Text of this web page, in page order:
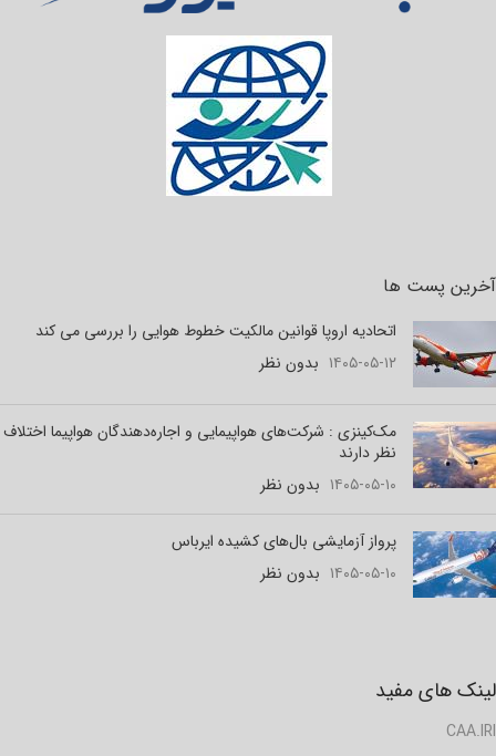
آخرین پست ها
اتحادیه اروپا قوانین مالکیت خطوط هوایی را بررسی می کند
۱۴۰۵-۰۵-۱۲ بدون نظر
مک‌کینزی : شرکت‌های هواپیمایی و اجاره‌دهندگان هواپیما اختلاف
نظر دارند
۱۴۰۵-۰۵-۱۰ بدون نظر
پرواز آزمایشی بال‌های کشیده ایرباس
۱۴۰۵-۰۵-۱۰ بدون نظر
لینک های مفید
CAA.IRI